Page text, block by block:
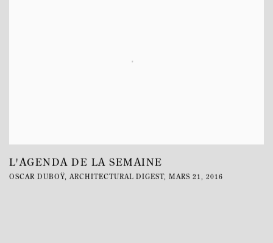
L'AGENDA DE LA SEMAINE
OSCAR DUBOŸ, ARCHITECTURAL DIGEST, MARS 21, 2016